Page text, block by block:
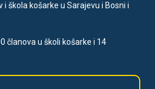
škola košarke u Sarajevu i Bosni i
članova u školi košarke i 14